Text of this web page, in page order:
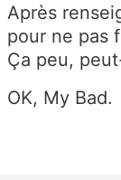
Après
pour ne pas
Ça peu,
OK, My Bad.